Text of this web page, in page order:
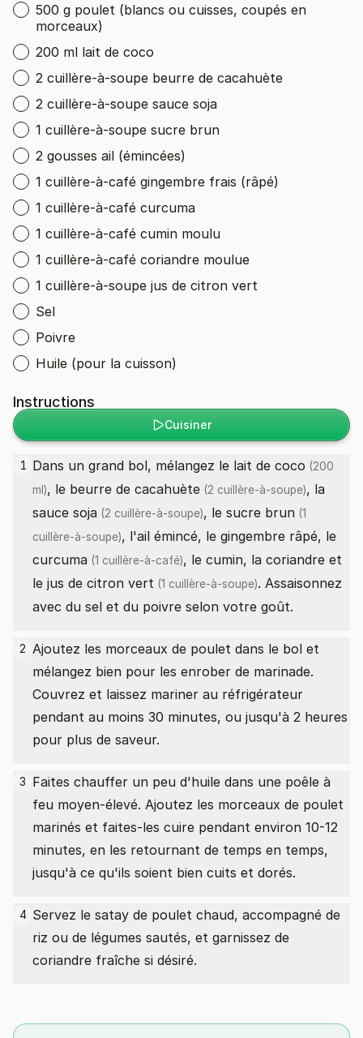
500 g poulet (blancs ou cuisses, coupés en
morceaux)
200 ml lait de coco
2 cuillère-à-soupe beurre de cacahuète
2 cuillère-à-soupe sauce soja
1 cuillère-à-soupe sucre brun
2 gousses ail (émincées)
1 cuillère-à-café gingembre frais (râpé)
1 cuillère-à-café curcuma
1 cuillère-à-café cumin moulu
1 cuillère-à-café coriandre moulue
1 cuillère-à-soupe jus de citron vert
Sel
Poivre
Huile (pour la cuisson)
Instructions
Cuisiner
1 Dans un grand bol, mélangez le lait de coco (200
ml), le beurre de cacahuète (2 cuillère-à-soupe), la
sauce soja (2 cuillère-à-soupe), le sucre brun (1
cuillère-à-soupe), l'ail émincé, le gingembre râpé, le
curcuma (1 cuillère-à-café), le cumin, la coriandre et
le jus de citron vert (1 cuillère-à-soupe). Assaisonnez
avec du sel et du poivre selon votre goût.
2 Ajoutez les morceaux de poulet dans le bol et
mélangez bien pour les enrober de marinade.
Couvrez et laissez mariner au réfrigérateur
pendant au moins 30 minutes, ou jusqu'à 2 heures
pour plus de saveur.
3 Faites chauffer un peu d'huile dans une poêle à
feu moyen-élevé. Ajoutez les morceaux de poulet
marinés et faites-les cuire pendant environ 10-12
minutes, en les retournant de temps en temps,
jusqu'à ce qu'ils soient bien cuits et dorés.
4 Servez le satay de poulet chaud, accompagné de
riz ou de légumes sautés, et garnissez de
coriandre fraîche si désiré.